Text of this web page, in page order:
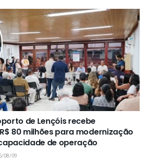
de Lençóis recebe
80 milhões para modernização
de operação
08/09